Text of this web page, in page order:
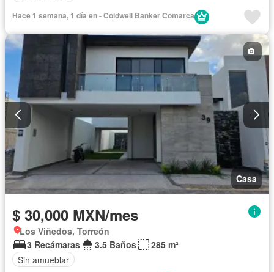
Hace 1 semana, 1 día en - Coldwell Banker Comarca
Casa
$ 30,000 MXN/mes
Los Viñedos, Torreón
3 Recámaras
3.5 Baños
285 m²
Sin amueblar